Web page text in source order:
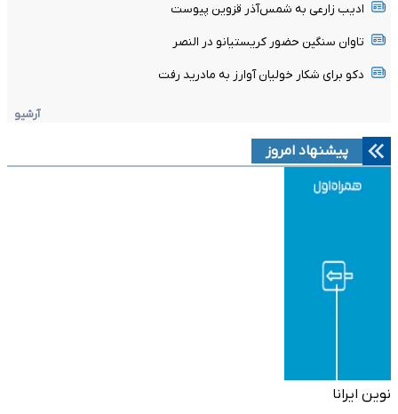
ادیب زارعی به شمس‌آذر قزوین پیوست
تاوان سنگین حضور کریستیانو در النصر
دکو برای شکار خولیان آوارز به مادرید رفت
آرشیو
پیشنهاد امروز
نوین ایرانا